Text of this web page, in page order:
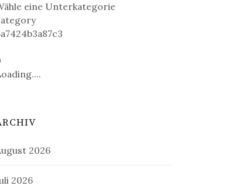
eine Unterkategorie
2026
2026